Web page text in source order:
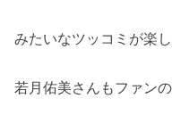
みたいなツッコミが楽
若月佑美さんもファン